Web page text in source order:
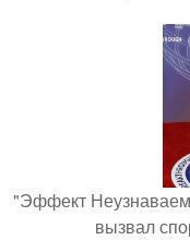
"Эффект
вызвал